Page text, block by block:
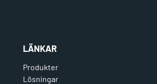
LÄNKAR
Produkter
Lösningar